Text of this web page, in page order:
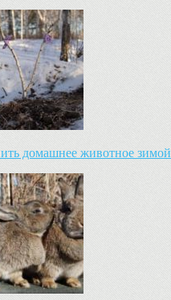
домашнее животное зимой